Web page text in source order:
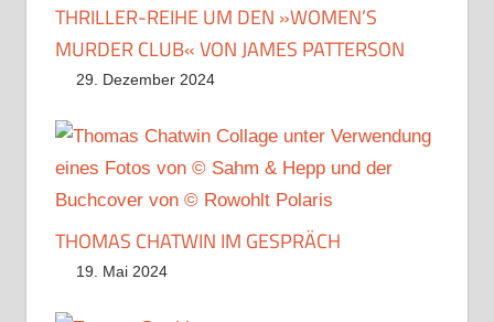
THRILLER-REIHE UM DEN »WOMEN’S
MURDER CLUB« VON JAMES PATTERSON
29. Dezember 2024
THOMAS CHATWIN IM GESPRÄCH
19. Mai 2024